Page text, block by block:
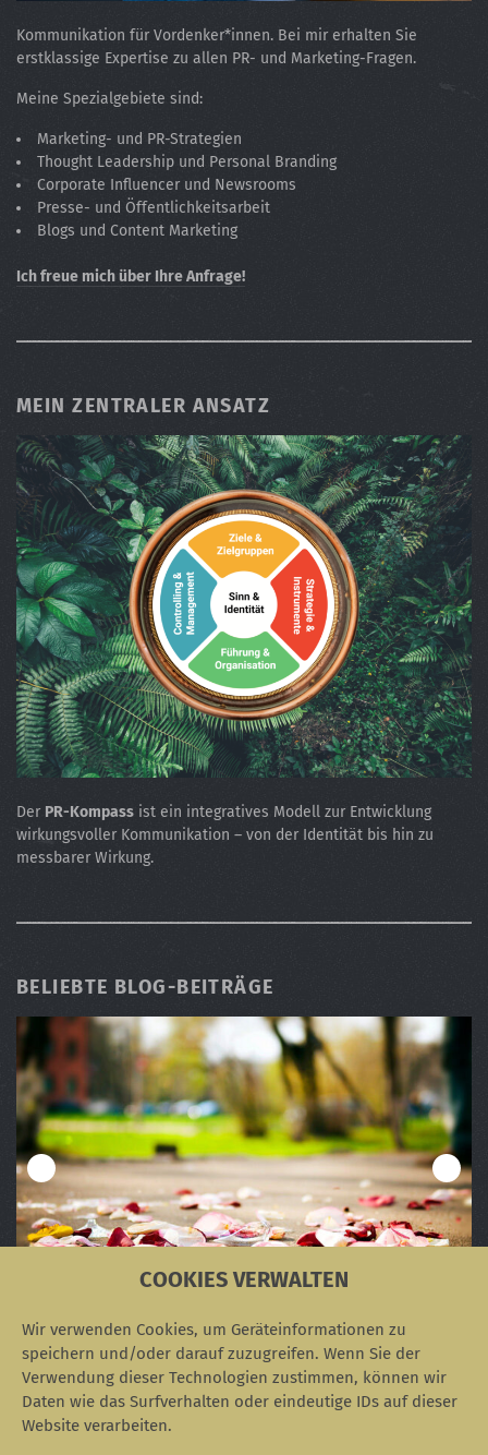
COOKIES VERWALTEN
Wir verwenden Cookies, um Geräteinformationen zu
speichern und/oder darauf zuzugreifen. Wenn Sie der
Verwendung dieser Technologien zustimmen, können wir
Daten wie das Surfverhalten oder eindeutige IDs auf dieser
Website verarbeiten.
Kommunikation für Vordenker*innen. Bei mir erhalten Sie
erstklassige Expertise zu allen PR- und Marketing-Fragen.
Meine Spezialgebiete sind:
Marketing- und PR-Strategien
Thought Leadership und Personal Branding
Corporate Influencer und Newsrooms
Presse- und Öffentlichkeitsarbeit
Blogs und Content Marketing
Ich freue mich über Ihre Anfrage!
MEIN ZENTRALER ANSATZ
Der PR-Kompass ist ein integratives Modell zur Entwicklung
wirkungsvoller Kommunikation – von der Identität bis hin zu
messbarer Wirkung.
BELIEBTE BLOG-BEITRÄGE
SOZIALE NETZWERKE